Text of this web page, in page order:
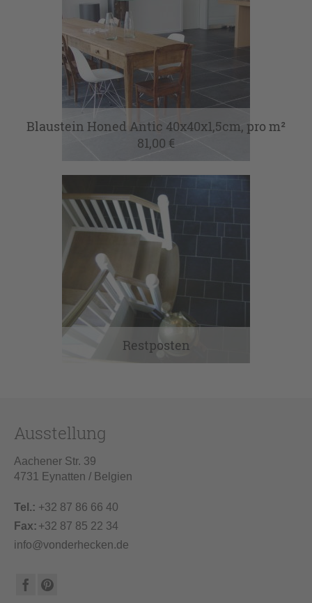
Blaustein Honed Antic 40x40x1,5cm, pro m²
81,00 €
Restposten
Ausstellung
Aachener Str. 39
4731 Eynatten / Belgien
Tel.: +32 87 86 66 40
Fax: +32 87 85 22 34
info@vonderhecken.de